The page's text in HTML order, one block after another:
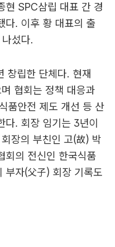
현 SPC삼립 대표 간 경
다. 이후 황 대표의 출
섰다.
창립한 단체다. 현재
협회는 정책 대응과
품안전 제도 개선 등 산
다. 회장 임기는 3년이
장의 부친인 고(故) 박
회의 전신인 한국식품
부자(父子) 회장 기록도